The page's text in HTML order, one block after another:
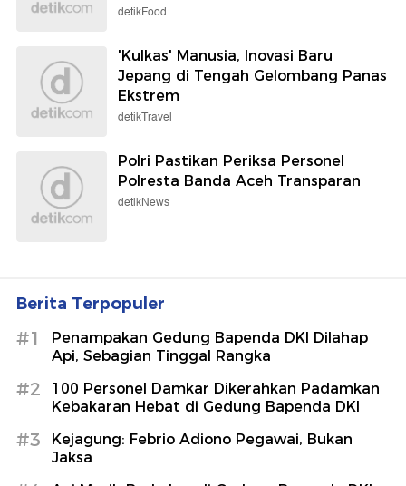
detikFood
'Kulkas' Manusia, Inovasi Baru
Jepang di Tengah Gelombang Panas
Ekstrem
detikTravel
Polri Pastikan Periksa Personel
Polresta Banda Aceh Transparan
detikNews
Berita Terpopuler
#1
Penampakan Gedung Bapenda DKI Dilahap
Api, Sebagian Tinggal Rangka
#2
100 Personel Damkar Dikerahkan Padamkan
Kebakaran Hebat di Gedung Bapenda DKI
#3
Kejagung: Febrio Adiono Pegawai, Bukan
Jaksa